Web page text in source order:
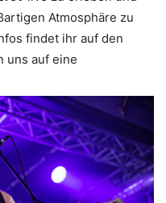
Atmosphäre zu
findet ihr auf den
uns auf eine